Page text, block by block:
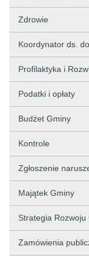
Zdrowie
Koordynator ds.
Profilaktyka i
Podatki i opłaty
Budżet Gminy
Kontrole
Zgłoszenie
Majątek Gminy
Strategia
Zamówienia